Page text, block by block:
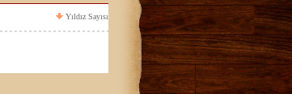
Yıldız Sayısı